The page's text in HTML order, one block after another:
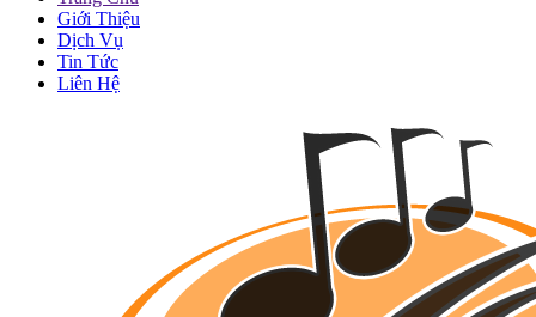
Giới Thiệu
Dịch Vụ
Tin Tức
Liên Hệ